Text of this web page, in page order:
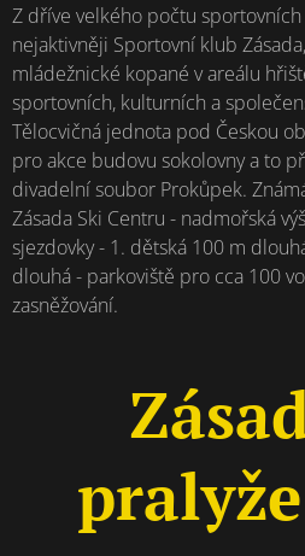
Z dříve velkého počtu
nejaktivněji Sportovní klub
mládežnické kopané v areálu
sportovních, kulturních a
Tělocvičná jednota pod Českou
pro akce budovu sokolovny a to
divadelní soubor Prokůpek.
Zásada Ski Centru - nadmořská
sjezdovky - 1. dětská 100 m
dlouhá - parkoviště pro cca 100
zasněžování.